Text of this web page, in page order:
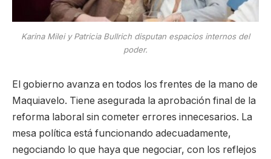
Karina Milei y Patricia Bullrich disputan espacios internos del
poder.
El gobierno avanza en todos los frentes de la mano de
Maquiavelo. Tiene asegurada la aprobación final de la
reforma laboral sin cometer errores innecesarios. La
mesa política está funcionando adecuadamente,
negociando lo que haya que negociar, con los reflejos